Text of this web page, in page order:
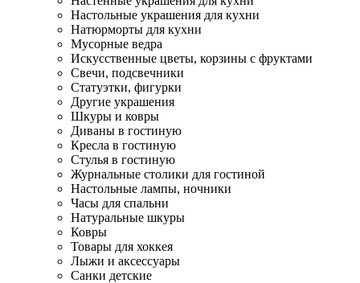
Настольные украшения для кухни
Натюрморты для кухни
Мусорные ведра
Искусственные цветы, корзины с фруктами
Свечи, подсвечники
Статуэтки, фигурки
Другие украшения
Шкуры и ковры
Диваны в гостиную
Кресла в гостиную
Стулья в гостиную
Журнальные столики для гостиной
Настольные лампы, ночники
Часы для спальни
Натуральные шкуры
Ковры
Товары для хоккея
Лыжи и аксессуары
Санки детские